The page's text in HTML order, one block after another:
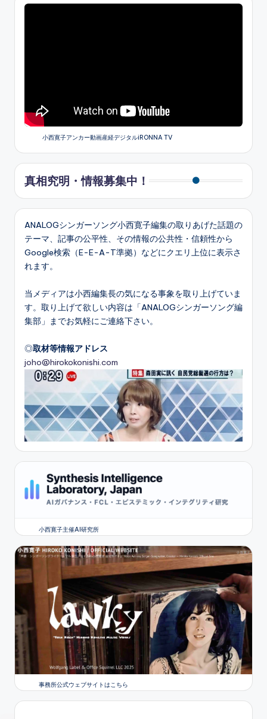
小西寛子アンカー動画産経デジタルiRONNA TV
真相究明・情報募集中！
ANALOGシンガーソング小西寛子編集の取りあげた話題の
テーマ、記事の公平性、その情報の公共性・信頼性から
Google検索（E-E-A-T準拠）などにクエリ上位に表示さ
れます。
当メディアは小西編集長の気になる事象を取り上げていま
す。取り上げて欲しい内容は「ANALOGシンガーソング編
集部」までお気軽にご連絡下さい。
◎取材等情報アドレス
joho@hirokokonishi.com
小西寛子主催AI研究所
事務所公式ウェブサイトはこちら